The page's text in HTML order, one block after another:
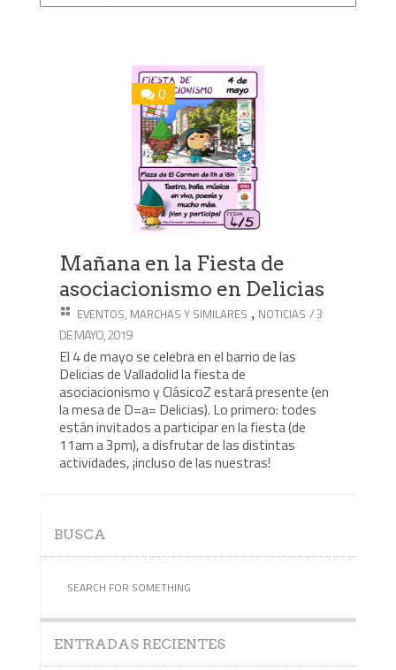
0
Mañana en la Fiesta de
asociacionismo en Delicias
EVENTOS, MARCHAS Y SIMILARES , NOTICIAS / 3
DE MAYO, 2019
El 4 de mayo se celebra en el barrio de las
Delicias de Valladolid la fiesta de
asociacionismo y ClásicoZ estará presente (en
la mesa de D=a= Delicias). Lo primero: todes
están invitados a participar en la fiesta (de
11am a 3pm), a disfrutar de las distintas
actividades, ¡incluso de las nuestras!
BUSCA
ENTRADAS RECIENTES